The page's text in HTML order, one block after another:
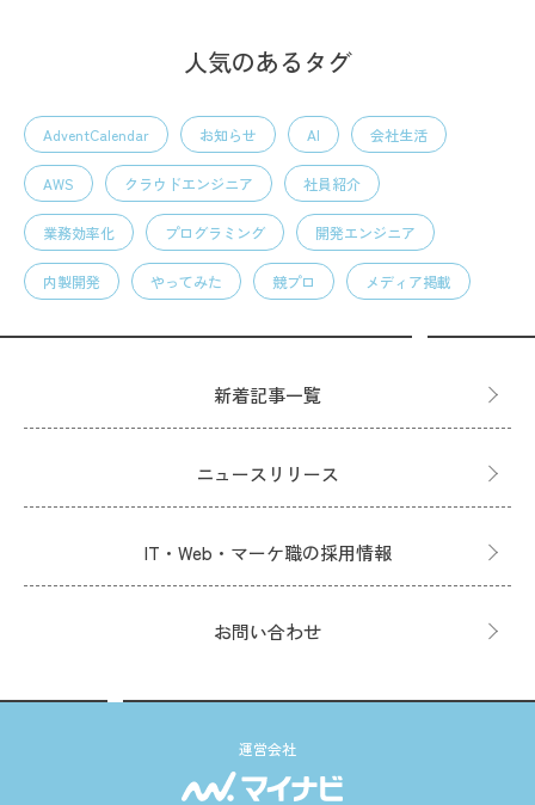
人気のあるタグ
AdventCalendar お知らせ AI 会社生活
AWS クラウドエンジニア 社員紹介
業務効率化 プログラミング 開発エンジニア
内製開発 やってみた 競プロ メディア掲載
新着記事一覧
ニュースリリース
IT・Web・マーケ職の採用情報
お問い合わせ
運営会社